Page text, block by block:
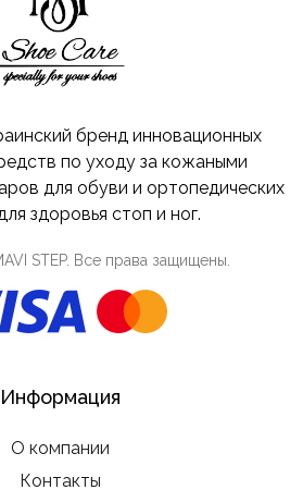
бренд инновационных
по уходу за кожаными
для обуви и ортопедических
здоровья стоп и ног.
STEP. Все права защищены.
Информация
О компании
Контакты